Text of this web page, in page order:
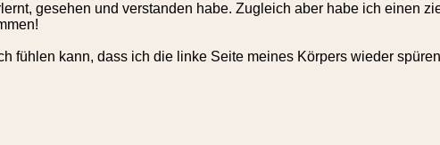
gesehen und verstanden habe. Zugleich aber habe ich einen
fühlen kann, dass ich die linke Seite meines Körpers wieder